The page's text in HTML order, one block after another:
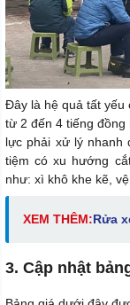
Đây là hệ quả tất yếu
từ 2 đến 4 tiếng đồng
lực phải xử lý nhanh
tiệm có xu hướng
như: xì khô khe kẽ,
XEM THÊM:Rửa
3. Cập nhật